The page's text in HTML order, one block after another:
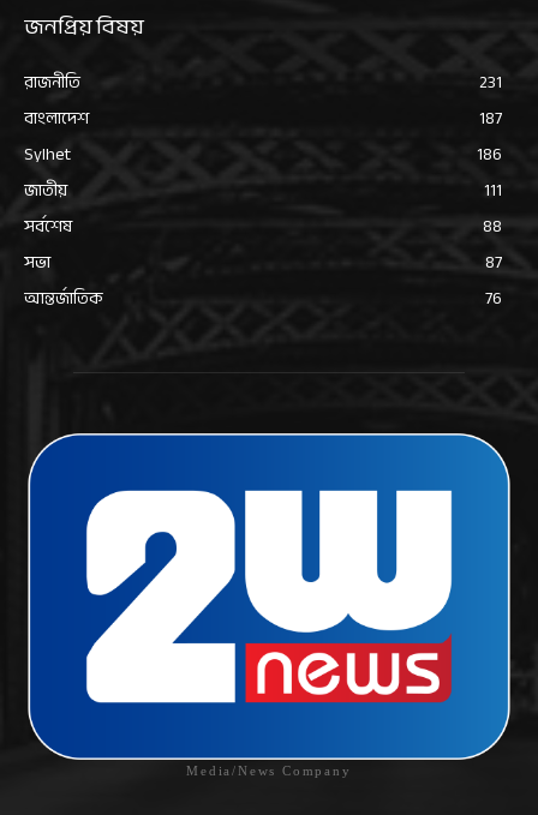
জনপ্রিয় বিষয়
রাজনীতি
231
বাংলাদেশ
187
Sylhet
186
জাতীয়
111
সর্বশেষ
88
সভা
87
আন্তর্জাতিক
76
Media/News Company